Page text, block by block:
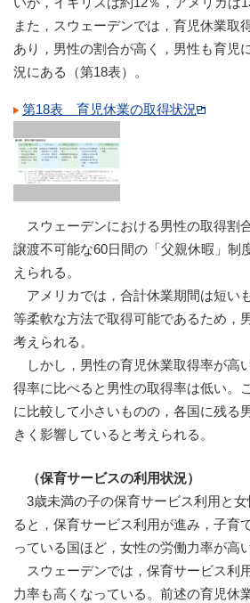
また，スウェーデンでは，育児休業取
あり，男性の割合が高く，男性も育児
況にある（第18表）。
第18表 育児休業の取得状況
スウェーデンにおける男性の取得割
譲渡不可能な60日間の「父親休暇」制
えられる。
アメリカでは，合計休業期間は短い
等柔軟な方法で取得可能であるため，
考えられる。
しかし，男性の育児休業取得率が高
得率に比べると男性の取得率は低い。
に比較して小さいものの，各国に残る
きく影響していると考えられる。
（保育サービスの利用状況）
3歳未満の子の保育サービス利用と
ると，保育サービス利用が進み，子育
っている国ほど，女性の労働力率が高
スウェーデンでは，保育サービス利
力率も高くなっている。前述の育児休